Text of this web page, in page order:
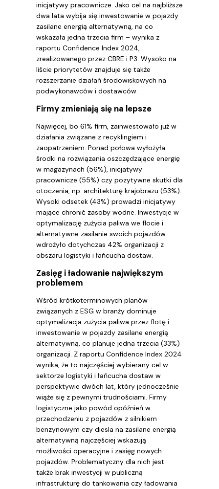
inicjatywy pracownicze. Jako cel na najbliższe
dwa lata wybija się inwestowanie w pojazdy
zasilane energią alternatywną, na co
wskazała jedna trzecia firm – wynika z
raportu Confidence Index 2024,
zrealizowanego przez CBRE i P3. Wysoko na
liście priorytetów znajduje się także
rozszerzanie działań środowiskowych na
podwykonawców i dostawców.
Firmy zmieniają się na lepsze
Najwięcej, bo 61% firm, zainwestowało już w
działania związane z recyklingiem i
zaopatrzeniem. Ponad połowa wyłożyła
środki na rozwiązania oszczędzające energię
w magazynach (56%), inicjatywy
pracownicze (55%) czy pozytywne skutki dla
otoczenia, np. architekturę krajobrazu (53%).
Wysoki odsetek (43%) prowadzi inicjatywy
mające chronić zasoby wodne. Inwestycje w
optymalizację zużycia paliwa we flocie i
alternatywne zasilanie swoich pojazdów
wdrożyło dotychczas 42% organizacji z
obszaru logistyki i łańcucha dostaw.
Zasięg i ładowanie największym
problemem
Wśród krótkoterminowych planów
związanych z ESG w branży dominuje
optymalizacja zużycia paliwa przez flotę i
inwestowanie w pojazdy zasilane energią
alternatywną, co planuje jedna trzecia (33%)
organizacji. Z raportu Confidence Index 2024
wynika, że to najczęściej wybierany cel w
sektorze logistyki i łańcucha dostaw w
perspektywie dwóch lat, który jednocześnie
wiąże się z pewnymi trudnościami. Firmy
logistyczne jako powód opóźnień w
przechodzeniu z pojazdów z silnikiem
benzynowym czy diesla na zasilane energią
alternatywną najczęściej wskazują
możliwości operacyjne i zasięg nowych
pojazdów. Problematyczny dla nich jest
także brak inwestycji w publiczną
infrastrukturę do tankowania czy ładowania